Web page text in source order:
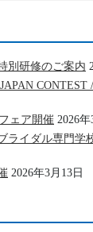
別研修のご案内
ェア開催 2026年
ライダル専門学
2026年3月13日